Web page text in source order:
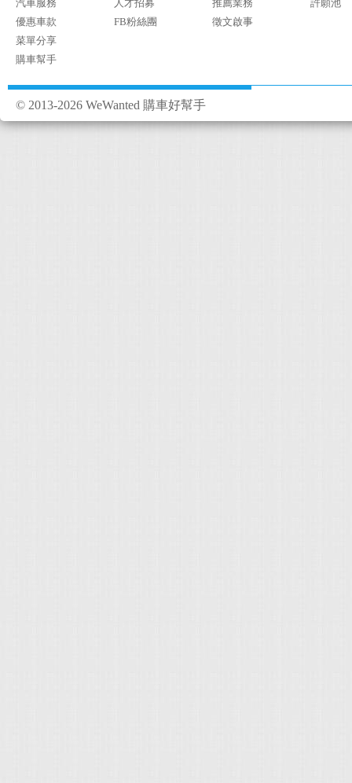
汽車服務
優惠車款
菜單分享
購車幫手
人才招募
FB粉絲團
推薦業務
徵文啟事
許願池
© 2013-2026 WeWanted 購車好幫手